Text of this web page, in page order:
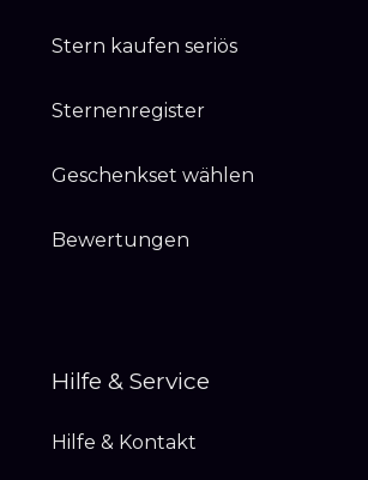
Stern kaufen seriös
Sternenregister
Geschenkset wählen
Bewertungen
Hilfe & Service
Hilfe & Kontakt